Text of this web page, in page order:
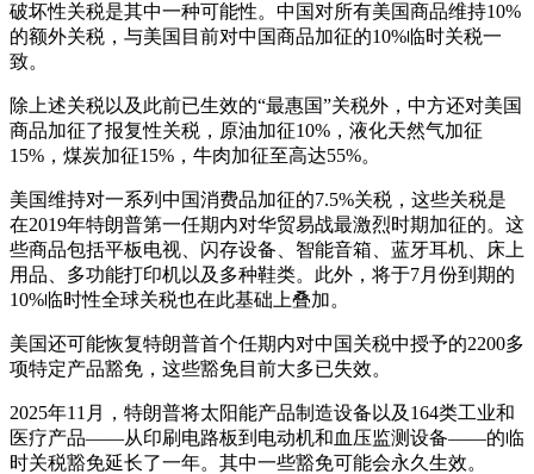
破坏性关税是其中一种可能性。中国对所有美国商品维持10%
的额外关税，与美国目前对中国商品加征的10%临时关税一
致。
除上述关税以及此前已生效的“最惠国”关税外，中方还对美国
商品加征了报复性关税，原油加征10%，液化天然气加征
15%，煤炭加征15%，牛肉加征至高达55%。
美国维持对一系列中国消费品加征的7.5%关税，这些关税是
在2019年特朗普第一任期内对华贸易战最激烈时期加征的。这
些商品包括平板电视、闪存设备、智能音箱、蓝牙耳机、床上
用品、多功能打印机以及多种鞋类。此外，将于7月份到期的
10%临时性全球关税也在此基础上叠加。
美国还可能恢复特朗普首个任期内对中国关税中授予的2200多
项特定产品豁免，这些豁免目前大多已失效。
2025年11月，特朗普将太阳能产品制造设备以及164类工业和
医疗产品——从印刷电路板到电动机和血压监测设备——的临
时关税豁免延长了一年。其中一些豁免可能会永久生效。